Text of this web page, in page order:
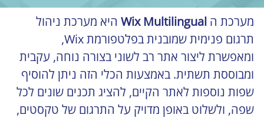
מערכת ה
היא מערכת ניהול
תרגום פנימית שמובנית בפלטפורמת Wix,
ומאפשרת ליצור אתר רב לשוני בצורה נוחה, עקבית
ומבוססת תשתית. באמצעות הכלי הזה ניתן להוסיף
שפות נוספות לאתר הקיים, להציג תכנים שונים לכל
שפה, ולשלוט באופן מדויק על התרגום של טקסטים,